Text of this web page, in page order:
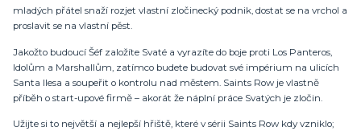
mladých přátel snaží rozjet vlastní zločinecký podnik, dostat se na vrchol a
proslavit se na vlastní pěst.
Jakožto budoucí Šéf založíte Svaté a vyrazíte do boje proti Los Panteros,
Idolům a Marshallům, zatímco budete budovat své impérium na ulicích
Santa Ilesa a soupeřit o kontrolu nad městem. Saints Row je vlastně
příběh o start-upové firmě – akorát že náplní práce Svatých je zločin.
Užijte si to největší a nejlepší hřiště, které v sérii Saints Row kdy vzniklo;